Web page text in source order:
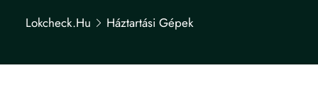
Lokcheck.hu Háztartási Gépek